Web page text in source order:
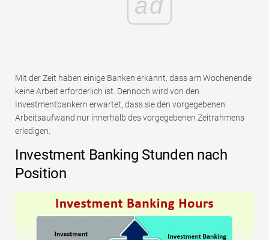
ad
Mit der Zeit haben einige Banken erkannt, dass am Wochenende
keine Arbeit erforderlich ist. Dennoch wird von den
Investmentbankern erwartet, dass sie den vorgegebenen
Arbeitsaufwand nur innerhalb des vorgegebenen Zeitrahmens
erledigen.
Investment Banking Stunden nach
Position